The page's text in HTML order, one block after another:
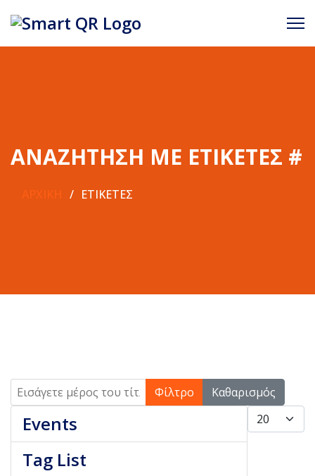
ΑΝΑΖΉΤΗΣΗ ΜΕ ΕΤΙΚΈΤΕΣ #
ΑΡΧΙΚΉ ΕΤΙΚΈΤΕΣ
Εισάγετε μέρος του τίτλου. Φίλτρο
Καθαρισμός
Εμφάνιση #
Events
Tag List